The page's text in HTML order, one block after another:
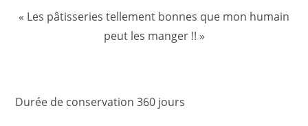
« Les pâtisseries tellement bonnes que mon humain
peut les manger !! »
Durée de conservation 360 jours